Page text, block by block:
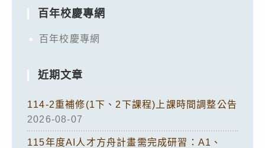
百年校慶專網
百年校慶專網
近期文章
114-2重補修(1下、2下課程)上課時間調整公告
2026-08-07
115年度AI人才方舟計畫需完成研習：A1、